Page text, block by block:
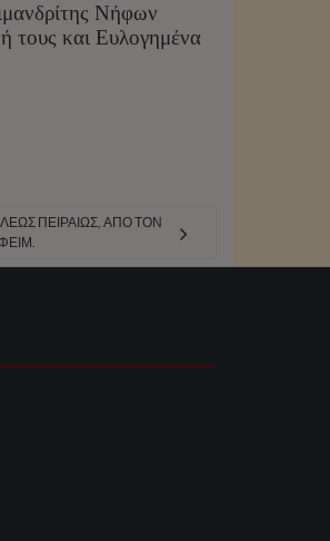
Νήφων
τους και Ευλογημένα
ΠΕΙΡΑΙΏΣ, ΑΠΌ ΤΟΝ